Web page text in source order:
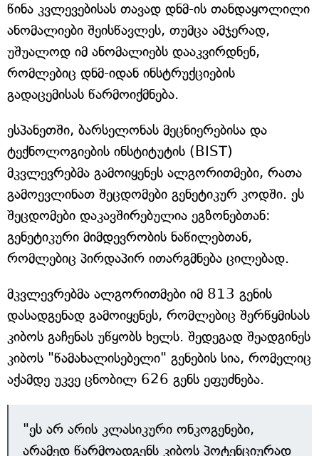
წინა კვლევებისას თავად დნმ-ის თანდაყოლილი
ანომალიები შეისწავლეს, თუმცა ამჯერად,
უშუალოდ იმ ანომალიებს დააკვირდნენ,
რომლებიც დნმ-იდან ინსტრუქციების
გადაცემისას წარმოიქმნება.
ესპანეთში, ბარსელონას მეცნიერებისა და
ტექნოლოგიების ინსტიტუტის (BIST)
მკვლევრებმა გამოიყენეს ალგორითმები, რათა
გამოევლინათ შეცდომები გენეტიკურ კოდში. ეს
შეცდომები დაკავშირებულია ეგზონებთან:
გენეტიკური მიმდევრობის ნაწილებთან,
რომლებიც პირდაპირ ითარგმნება ცილებად.
მკვლევრებმა ალგორითმები იმ 813 გენის
დასადგენად გამოიყენეს, რომლებიც შერწყმისას
კიბოს გაჩენას უწყობს ხელს. შედეგად შეადგინეს
კიბოს "წამახალისებელი" გენების სია, რომელიც
აქამდე უკვე ცნობილ 626 გენს ეფუძნება.
"ეს არ არის კლასიკური ონკოგენები,
არამედ წარმოადგენს კიბოს პოტენციურად